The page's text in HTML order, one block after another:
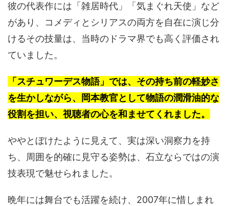
彼の代表作には「雑居時代」「気まぐれ天使」など
があり、コメディとシリアスの両方を自在に演じ分
けるその技量は、当時のドラマ界でも高く評価され
ていました。
「スチュワーデス物語」では、その持ち前の軽妙さ
を生かしながら、岡本教官として物語の潤滑油的な
役割を担い、視聴者の心を和ませてくれました。
ややとぼけたように見えて、実は深い洞察力を持
ち、周囲を的確に見守る姿勢は、石立ならではの演
技表現で魅せられました。
晩年には舞台でも活躍を続け、2007年に惜しまれ